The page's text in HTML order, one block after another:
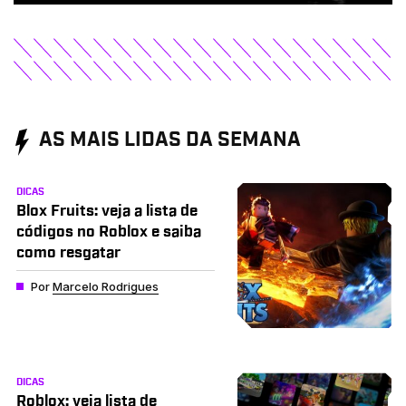
AS MAIS LIDAS DA SEMANA
DICAS
Blox Fruits: veja a lista de
códigos no Roblox e saiba
como resgatar
PorMarcelo Rodrigues
DICAS
Roblox: veja lista de